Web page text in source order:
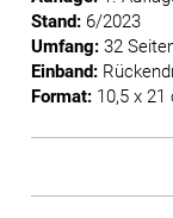
Stand: 6/2023
Umfang: 32
Einband:
Format: 10,5 x 21